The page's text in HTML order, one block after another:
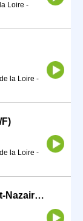
Loire -
la Loire -
la Loire -
Aide Tuyauteur épreuve Bord à Saint-Nazaire (H/F)